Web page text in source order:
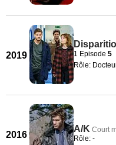
2019 1 Episode 5
Rôle:
2016
A/K Court
Rôle: -